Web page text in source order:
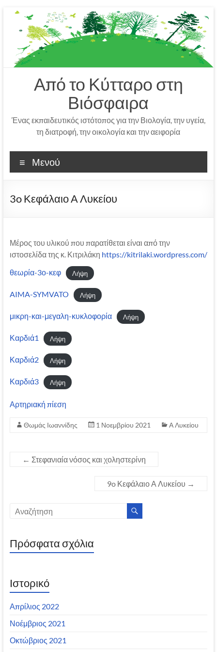
Μετάβαση
περιεχόμενο
Από το Κύτταρο στη
Βιόσφαιρα
Ένας εκπαιδευτικός ιστότοπος για την Βιολογία, την υγεία,
τη διατροφή, την οικολογία και την αειφορία
Μενού
3o Κεφάλαιο Α Λυκείου
Μέρος του υλικού που παρατίθεται είναι από την
ιστοσελίδα της κ. Κιτριλάκη https://kitrilaki.wordpress.com/
θεωρία-3ο-κεφ
Λήψη
AIMA-SYMVATO Λήψη
μικρη-και-μεγαλη-κυκλοφορία Λήψη
Καρδιά1 Λήψη
Καρδιά2 Λήψη
Καρδιά3 Λήψη
Αρτηριακή πίεση
Θωμάς Ιωαννίδης 1 Νοεμβρίου 2021 Α Λυκείου
← Στεφανιαία νόσος και χοληστερίνη
9o Κεφάλαιο Α Λυκείου →
Πρόσφατα σχόλια
Ιστορικό
Απρίλιος 2022
Νοέμβριος 2021
Οκτώβριος 2021